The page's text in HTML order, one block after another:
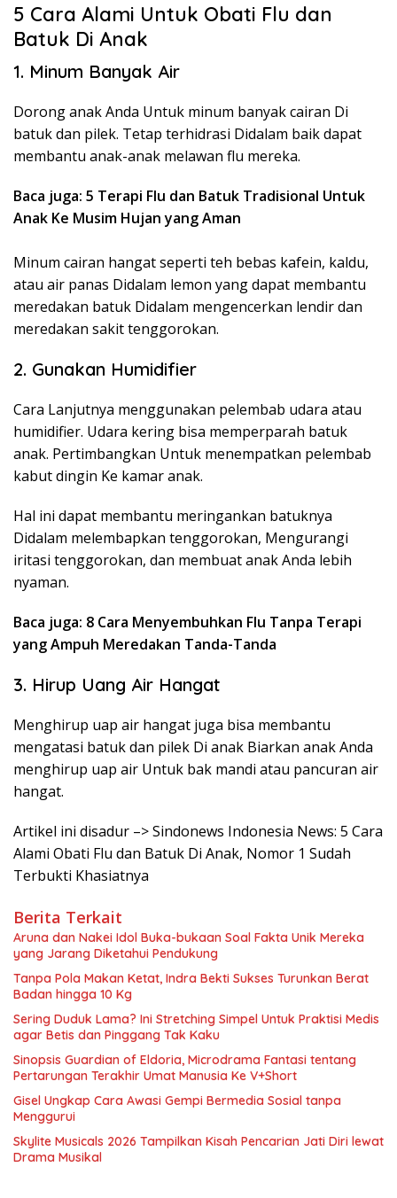
5 Cara Alami Untuk Obati Flu dan
Batuk Di Anak
1. Minum Banyak Air
Dorong anak Anda Untuk minum banyak cairan Di
batuk dan pilek. Tetap terhidrasi Didalam baik dapat
membantu anak-anak melawan flu mereka.
Baca juga: 5 Terapi Flu dan Batuk Tradisional Untuk
Anak Ke Musim Hujan yang Aman
Minum cairan hangat seperti teh bebas kafein, kaldu,
atau air panas Didalam lemon yang dapat membantu
meredakan batuk Didalam mengencerkan lendir dan
meredakan sakit tenggorokan.
2. Gunakan Humidifier
Cara Lanjutnya menggunakan pelembab udara atau
humidifier. Udara kering bisa memperparah batuk
anak. Pertimbangkan Untuk menempatkan pelembab
kabut dingin Ke kamar anak.
Hal ini dapat membantu meringankan batuknya
Didalam melembapkan tenggorokan, Mengurangi
iritasi tenggorokan, dan membuat anak Anda lebih
nyaman.
Baca juga: 8 Cara Menyembuhkan Flu Tanpa Terapi
yang Ampuh Meredakan Tanda-Tanda
3. Hirup Uang Air Hangat
Menghirup uap air hangat juga bisa membantu
mengatasi batuk dan pilek Di anak Biarkan anak Anda
menghirup uap air Untuk bak mandi atau pancuran air
hangat.
Artikel ini disadur –> Sindonews Indonesia News: 5 Cara
Alami Obati Flu dan Batuk Di Anak, Nomor 1 Sudah
Terbukti Khasiatnya
Berita Terkait
Aruna dan Nakei Idol Buka-bukaan Soal Fakta Unik Mereka
yang Jarang Diketahui Pendukung
Tanpa Pola Makan Ketat, Indra Bekti Sukses Turunkan Berat
Badan hingga 10 Kg
Sering Duduk Lama? Ini Stretching Simpel Untuk Praktisi Medis
agar Betis dan Pinggang Tak Kaku
Sinopsis Guardian of Eldoria, Microdrama Fantasi tentang
Pertarungan Terakhir Umat Manusia Ke V+Short
Gisel Ungkap Cara Awasi Gempi Bermedia Sosial tanpa
Menggurui
Skylite Musicals 2026 Tampilkan Kisah Pencarian Jati Diri lewat
Drama Musikal